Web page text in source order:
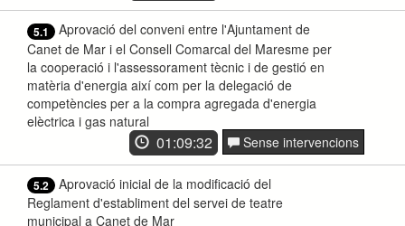
5.1
Aprovació del conveni entre l'Ajuntament de
Canet de Mar i el Consell Comarcal del Maresme per
la cooperació i l'assessorament tècnic i de gestió en
matèria d'energia així com per la delegació de
competències per a la compra agregada d'energia
elèctrica i gas natural
01:09:32 Sense intervencions
5.2
Aprovació inicial de la modificació del
Reglament d'establiment del servei de teatre
municipal a Canet de Mar